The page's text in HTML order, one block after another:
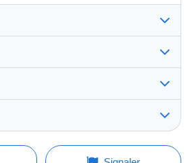
100%(3124x)
Boutique
question, vous devez ouvrir
Dernière actualisation : 05:19:38